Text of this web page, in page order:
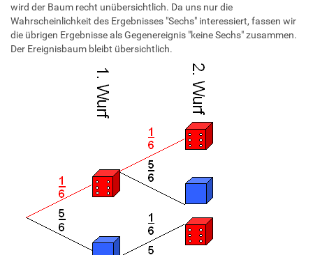
wird der Baum recht unübersichtlich. Da uns nur die
Wahrscheinlichkeit des Ergebnisses "Sechs" interessiert, fassen wir
die übrigen Ergebnisse als Gegenereignis "keine Sechs" zusammen.
Der Ereignisbaum bleibt übersichtlich.